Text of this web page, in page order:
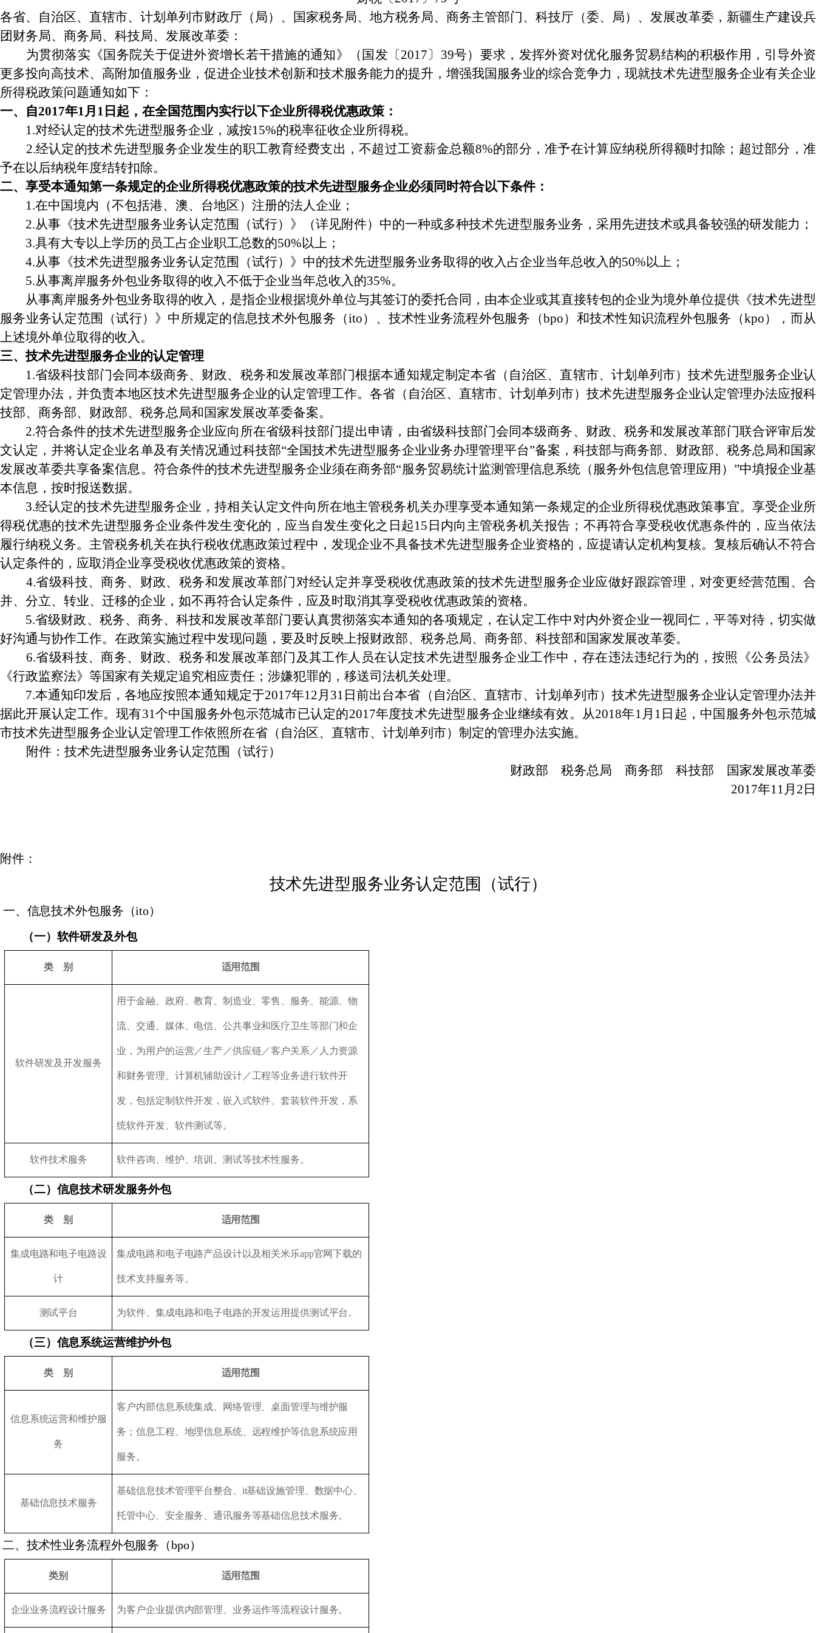
各省、自治区、直辖市、计划单列市财政厅（局）、国家税务局、地方税务局、商务主管部门、科技厅（委、局）、发展改革委，新疆生产建设兵
团财务局、商务局、科技局、发展改革委：
为贯彻落实《国务院关于促进外资增长若干措施的通知》（国发〔2017〕39号）要求，发挥外资对优化服务贸易结构的积极作用，引导外资
更多投向高技术、高附加值服务业，促进企业技术创新和技术服务能力的提升，增强我国服务业的综合竞争力，现就技术先进型服务企业有关企业
所得税政策问题通知如下：
一、自2017年1月1日起，在全国范围内实行以下企业所得税优惠政策：
1.对经认定的技术先进型服务企业，减按15%的税率征收企业所得税。
2.经认定的技术先进型服务企业发生的职工教育经费支出，不超过工资薪金总额8%的部分，准予在计算应纳税所得额时扣除；超过部分，准
予在以后纳税年度结转扣除。
二、享受本通知第一条规定的企业所得税优惠政策的技术先进型服务企业必须同时符合以下条件：
1.在中国境内（不包括港、澳、台地区）注册的法人企业；
2.从事《技术先进型服务业务认定范围（试行）》（详见附件）中的一种或多种技术先进型服务业务，采用先进技术或具备较强的研发能力；
3.具有大专以上学历的员工占企业职工总数的50%以上；
4.从事《技术先进型服务业务认定范围（试行）》中的技术先进型服务业务取得的收入占企业当年总收入的50%以上；
5.从事离岸服务外包业务取得的收入不低于企业当年总收入的35%。
从事离岸服务外包业务取得的收入，是指企业根据境外单位与其签订的委托合同，由本企业或其直接转包的企业为境外单位提供《技术先进型
服务业务认定范围（试行）》中所规定的信息技术外包服务（ito）、技术性业务流程外包服务（bpo）和技术性知识流程外包服务（kpo），而从
上述境外单位取得的收入。
三、技术先进型服务企业的认定管理
1.省级科技部门会同本级商务、财政、税务和发展改革部门根据本通知规定制定本省（自治区、直辖市、计划单列市）技术先进型服务企业认
定管理办法，并负责本地区技术先进型服务企业的认定管理工作。各省（自治区、直辖市、计划单列市）技术先进型服务企业认定管理办法应报科
技部、商务部、财政部、税务总局和国家发展改革委备案。
2.符合条件的技术先进型服务企业应向所在省级科技部门提出申请，由省级科技部门会同本级商务、财政、税务和发展改革部门联合评审后发
文认定，并将认定企业名单及有关情况通过科技部“全国技术先进型服务企业业务办理管理平台”备案，科技部与商务部、财政部、税务总局和国家
发展改革委共享备案信息。符合条件的技术先进型服务企业须在商务部“服务贸易统计监测管理信息系统（服务外包信息管理应用）”中填报企业基
本信息，按时报送数据。
3.经认定的技术先进型服务企业，持相关认定文件向所在地主管税务机关办理享受本通知第一条规定的企业所得税优惠政策事宜。享受企业所
得税优惠的技术先进型服务企业条件发生变化的，应当自发生变化之日起15日内向主管税务机关报告；不再符合享受税收优惠条件的，应当依法
履行纳税义务。主管税务机关在执行税收优惠政策过程中，发现企业不具备技术先进型服务企业资格的，应提请认定机构复核。复核后确认不符合
认定条件的，应取消企业享受税收优惠政策的资格。
4.省级科技、商务、财政、税务和发展改革部门对经认定并享受税收优惠政策的技术先进型服务企业应做好跟踪管理，对变更经营范围、合
并、分立、转业、迁移的企业，如不再符合认定条件，应及时取消其享受税收优惠政策的资格。
5.省级财政、税务、商务、科技和发展改革部门要认真贯彻落实本通知的各项规定，在认定工作中对内外资企业一视同仁，平等对待，切实做
好沟通与协作工作。在政策实施过程中发现问题，要及时反映上报财政部、税务总局、商务部、科技部和国家发展改革委。
6.省级科技、商务、财政、税务和发展改革部门及其工作人员在认定技术先进型服务企业工作中，存在违法违纪行为的，按照《公务员法》
《行政监察法》等国家有关规定追究相应责任；涉嫌犯罪的，移送司法机关处理。
7.本通知印发后，各地应按照本通知规定于2017年12月31日前出台本省（自治区、直辖市、计划单列市）技术先进型服务企业认定管理办法并
据此开展认定工作。现有31个中国服务外包示范城市已认定的2017年度技术先进型服务企业继续有效。从2018年1月1日起，中国服务外包示范城
市技术先进型服务企业认定管理工作依照所在省（自治区、直辖市、计划单列市）制定的管理办法实施。
附件：技术先进型服务业务认定范围（试行）
财政部 税务总局 商务部 科技部 国家发展改革委
2017年11月2日
附件：
技术先进型服务业务认定范围（试行）
一、信息技术外包服务（ito）
（一）软件研发及外包
类 别 适用范围
软件研发及开发服务
用于金融、政府、教育、制造业、零售、服务、能源、物
流、交通、媒体、电信、公共事业和医疗卫生等部门和企
业，为用户的运营／生产／供应链／客户关系／人力资源
和财务管理、计算机辅助设计／工程等业务进行软件开
发，包括定制软件开发，嵌入式软件、套装软件开发，系
统软件开发、软件测试等。
软件技术服务 软件咨询、维护、培训、测试等技术性服务。
（二）信息技术研发服务外包
类 别 适用范围
集成电路和电子电路设
计
集成电路和电子电路产品设计以及相关米乐app官网下载的
技术支持服务等。
测试平台 为软件、集成电路和电子电路的开发运用提供测试平台。
（三）信息系统运营维护外包
类 别 适用范围
信息系统运营和维护服
务
客户内部信息系统集成、网络管理、桌面管理与维护服
务；信息工程、地理信息系统、远程维护等信息系统应用
服务。
基础信息技术服务
基础信息技术管理平台整合、it基础设施管理、数据中心、
托管中心、安全服务、通讯服务等基础信息技术服务。
二、技术性业务流程外包服务（bpo）
类别 适用范围
企业业务流程设计服务 为客户企业提供内部管理、业务运作等流程设计服务。